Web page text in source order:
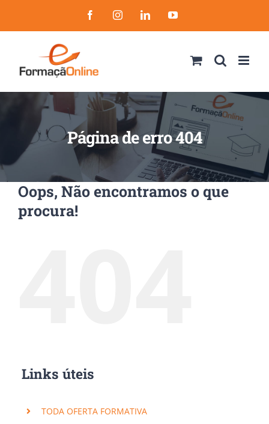
to
FacebookInstagramLinkedInYouTube
Página de erro 404
Oops, Não encontramos o que
procura!
Links úteis
TODA OFERTA FORMATIVA